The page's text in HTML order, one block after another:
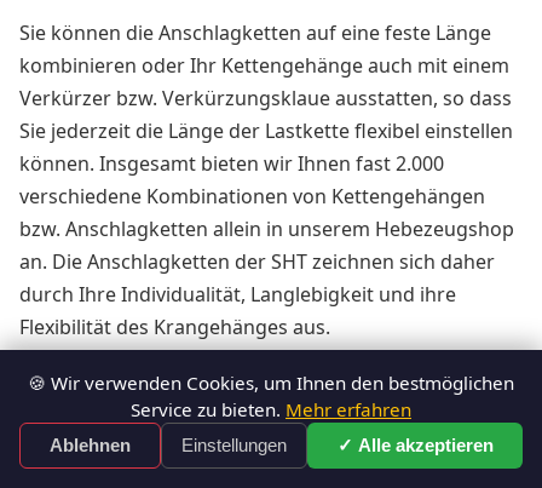
Kontakt
Sie können die Anschlagketten auf eine feste Länge
kombinieren oder Ihr Kettengehänge auch mit einem
Verkürzer bzw. Verkürzungsklaue ausstatten, so dass
Sie jederzeit die Länge der Lastkette flexibel einstellen
können. Insgesamt bieten wir Ihnen fast 2.000
verschiedene Kombinationen von Kettengehängen
bzw. Anschlagketten allein in unserem Hebezeugshop
an. Die Anschlagketten der SHT zeichnen sich daher
durch Ihre Individualität, Langlebigkeit und ihre
Flexibilität des Krangehänges aus.
Die angeführten Tabellen geben eine Übersicht über
die Tragfähigkeit der verschiedenen Ketten und deren
Neigungswinkeln. Neigungswinkel, Materialstärke der
Kettenglieder, also die Kettennenndicke und
🍪 Wir verwenden Cookies, um Ihnen den bestmöglichen
Service zu bieten. Mehr erfahren
Ablehnen Einstellungen ✓ Alle akzeptieren